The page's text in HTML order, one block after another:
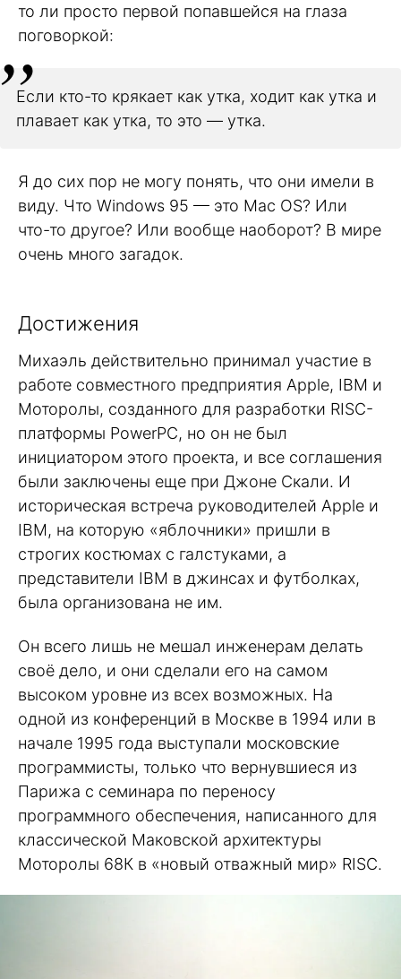
то ли просто первой попавшейся на глаза
поговоркой:
Если кто-то крякает как утка, ходит как утка и
плавает как утка, то это — утка.
Я до сих пор не могу понять, что они имели в
виду. Что Windows 95 — это Mac OS? Или
что-то другое? Или вообще наоборот? В мире
очень много загадок.
Достижения
Михаэль действительно принимал участие в
работе совместного предприятия Apple, IBM и
Моторолы, созданного для разработки RISC-
платформы PowerPC, но он не был
инициатором этого проекта, и все соглашения
были заключены еще при Джоне Скали. И
историческая встреча руководителей Apple и
IBM, на которую «яблочники» пришли в
строгих костюмах с галстуками, а
представители IBM в джинсах и футболках,
была организована не им.
Он всего лишь не мешал инженерам делать
своё дело, и они сделали его на самом
высоком уровне из всех возможных. На
одной из конференций в Москве в 1994 или в
начале 1995 года выступали московские
программисты, только что вернувшиеся из
Парижа с семинара по переносу
программного обеспечения, написанного для
классической Маковской архитектуры
Моторолы 68К в «новый отважный мир» RISC.